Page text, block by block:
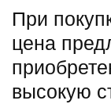
При
цена
высокую